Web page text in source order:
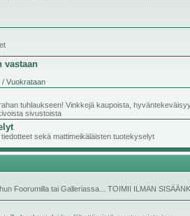
vastaan
/ Vuokrataan
tuhlaukseen! Vinkkejä kaupoista,
sivustoista
sekä mattimeikäläisten tuotekyselyt
Foorumilla tai Galleriassa... TOIMII ILMAN